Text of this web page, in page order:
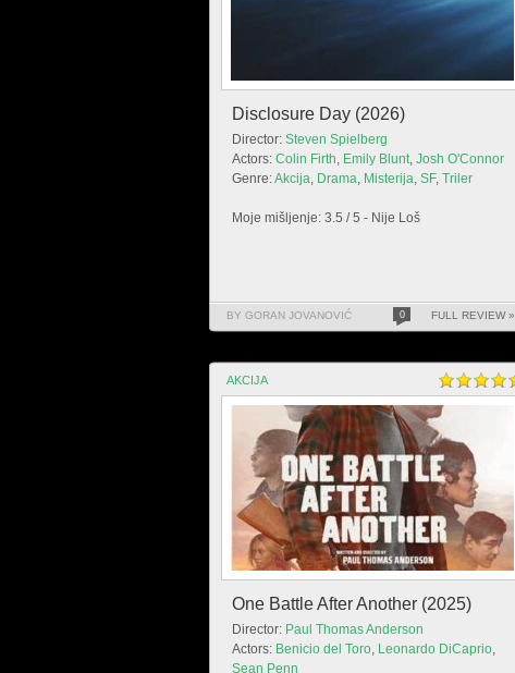
Disclosure Day (2026)
Director: Steven Spielberg
Actors: Colin Firth, Emily Blunt, Josh O'Connor
Genre:Akcija, Drama, Misterija, SF, Triler
Moje mišljenje: 3.5 / 5 - Nije Loš
BY GORAN JOVANOVIĆ 0 FULL REVIEW »
AKCIJA
One Battle After Another (2025)
Director: Paul Thomas Anderson
Actors: Benicio del Toro, Leonardo DiCaprio,
Sean Penn